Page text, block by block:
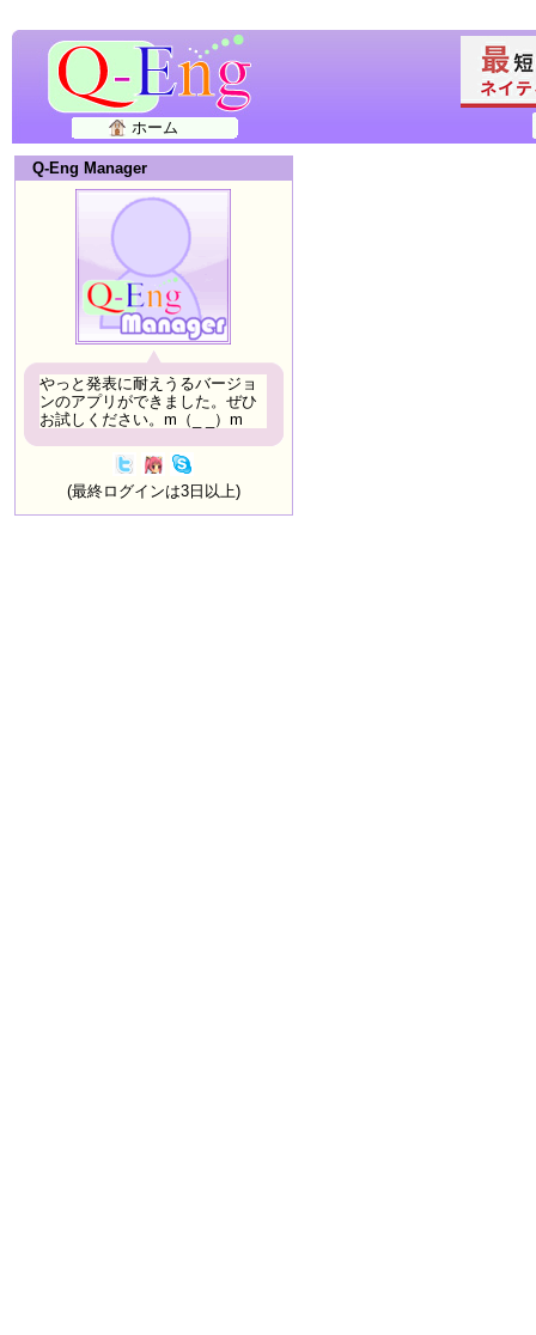
ホーム
Q-Eng Manager
やっと発表に耐えうるバージョ
ンのアプリができました。ぜひ
お試しください。m（_ _）m
(最終ログインは3日以上)